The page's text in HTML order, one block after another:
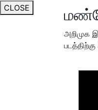
CLOSE
அறிமுக